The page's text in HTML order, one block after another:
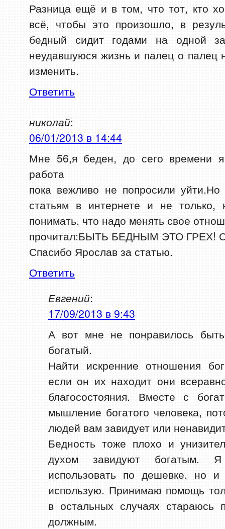
Разница ещё и в том, что тот, кто
всё, чтобы это произошло, в
бедный сидит годами на одной
неудавшуюся жизнь и палец о палец
изменить.
Ответить
николай:
06/01/2013 в 14:44
Мне 56,я беден, до сего времени
работа
пока вежливо не попросили
статьям в интернете и не
понимать, что надо менять свое
прочитал:БЫТЬ БЕДНЫМ ЭТО ГРЕХ!
Спасибо Ярослав за статью.
Ответить
Евгений:
17/09/2013 в 9:43
А вот мне не понравилось
богатый.
Найти искренние отношения
если он их находит они
благосостояния. Вместе с
мышление богатого человека,
людей вам завидует или
Бедность тоже плохо и
духом завидуют богатым.
использовать по дешевке, но
использую. Принимаю помощь
в остальных случаях стараюсь
должным.